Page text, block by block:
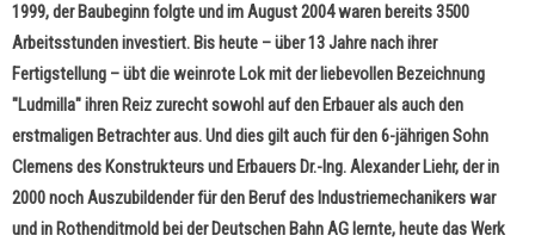
1999, der Baubeginn folgte und im August 2004 waren bereits 3500
Arbeitsstunden investiert. Bis heute – über 13 Jahre nach ihrer
Fertigstellung – übt die weinrote Lok mit der liebevollen Bezeichnung
"Ludmilla" ihren Reiz zurecht sowohl auf den Erbauer als auch den
erstmaligen Betrachter aus. Und dies gilt auch für den 6-jährigen Sohn
Clemens des Konstrukteurs und Erbauers Dr.-Ing. Alexander Liehr, der in
2000 noch Auszubildender für den Beruf des Industriemechanikers war
und in Rothenditmold bei der Deutschen Bahn AG lernte, heute das Werk